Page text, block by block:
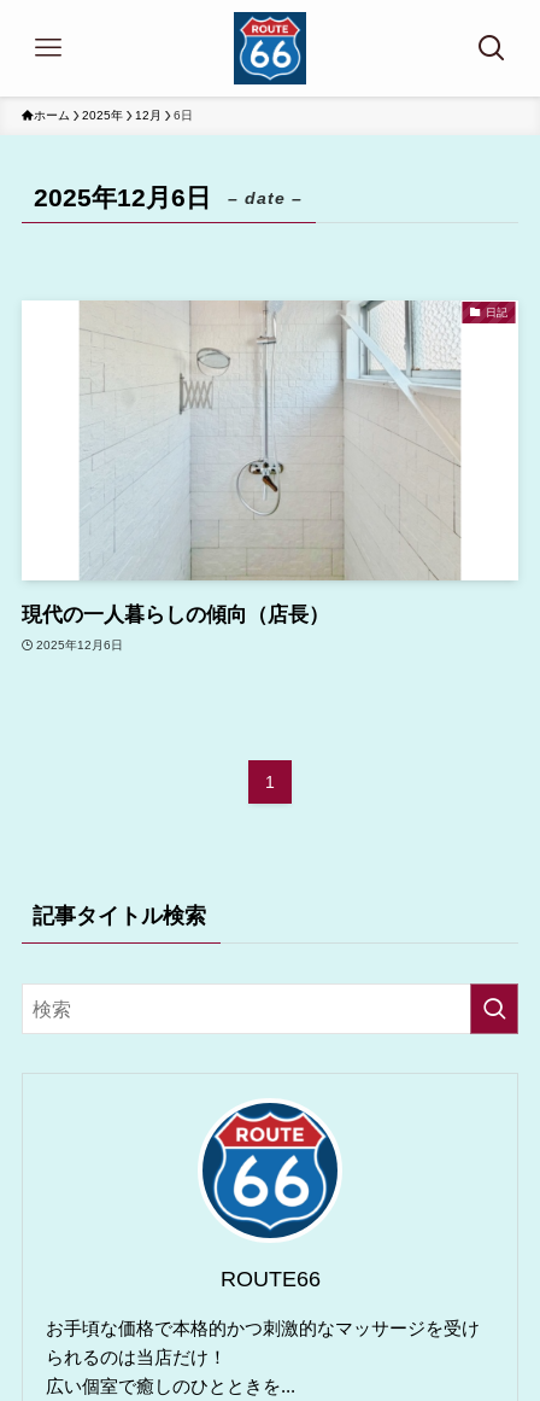
ホーム 2025年 12月 6日
2025年12月6日 – date –
日記
現代の一人暮らしの傾向（店長）
2025年12月6日
1
記事タイトル検索
ROUTE66
お手頃な価格で本格的かつ刺激的なマッサージを受け
られるのは当店だけ！
広い個室で癒しのひとときを...